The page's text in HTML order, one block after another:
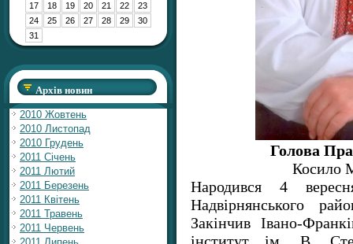
17
18 19 20 21 22
23
24
25 26 27 28 29
30
31
Архів новин
2010 Жовтень
2010 Листопад
2010 Грудень
2011 Січень
2011 Лютий
2011 Березень
2011 Квітень
2011 Травень
2011 Червень
Голова
Косило
Народився 4
Надвірнянського
Закінчив Івано-